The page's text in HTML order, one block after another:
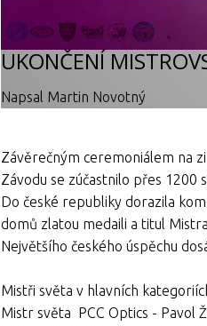
UKONČENÍ
Napsal Martin Novotný
Závěrečným ceremoniálem na
Závodu se zúčastnilo přes 1200
Do české republiky dorazila
domů zlatou medaili a titul
Největšího českého úspěchu
Mistři světa v hlavních
Mistr světa PCC Optics - Pavol